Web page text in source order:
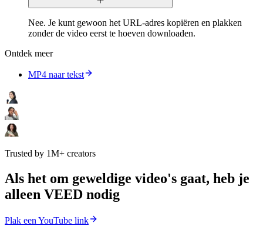
Nee. Je kunt gewoon het URL-adres kopiëren en plakken
zonder de video eerst te hoeven downloaden.
Ontdek meer
MP4 naar tekst
Trusted by 1M+ creators
Als het om geweldige video's gaat, heb je
alleen VEED nodig
Plak een YouTube link